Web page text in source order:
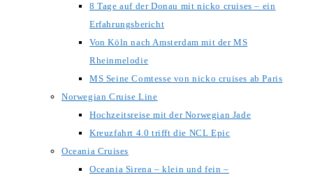
8 Tage auf der Donau mit nicko cruises – ein
Erfahrungsbericht
Von Köln nach Amsterdam mit der MS
Rheinmelodie
MS Seine Comtesse von nicko cruises ab Paris
Norwegian Cruise Line
Hochzeitsreise mit der Norwegian Jade
Kreuzfahrt 4.0 trifft die NCL Epic
Oceania Cruises
Oceania Sirena – klein und fein –